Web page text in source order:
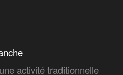
activité traditionnelle